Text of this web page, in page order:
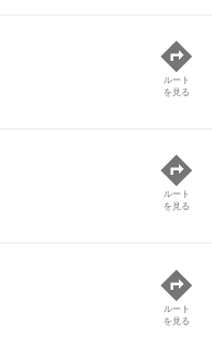
ルート
を見る
ルート
を見る
ルート
を見る